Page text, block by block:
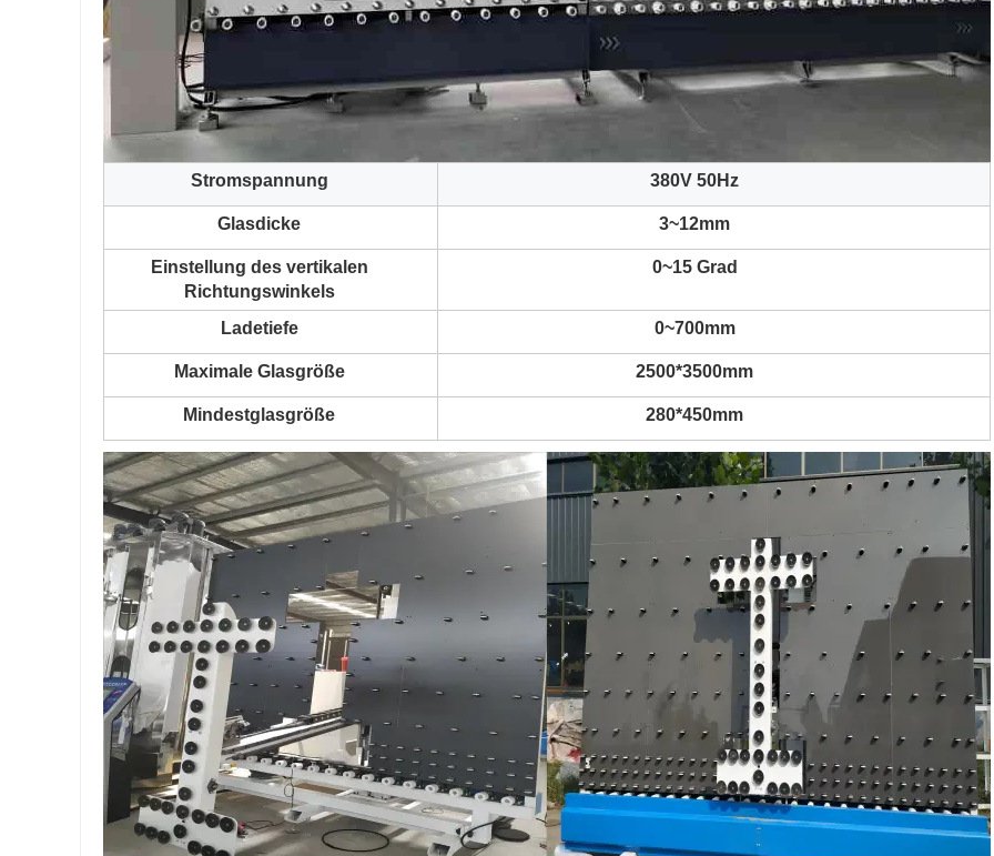
Stromspannung 380V 50Hz
Glasdicke 3~12mm
Einstellung des vertikalen
Richtungswinkels
0~15 Grad
Ladetiefe 0~700mm
Maximale Glasgröße 2500*3500mm
Mindestglasgröße 280*450mm